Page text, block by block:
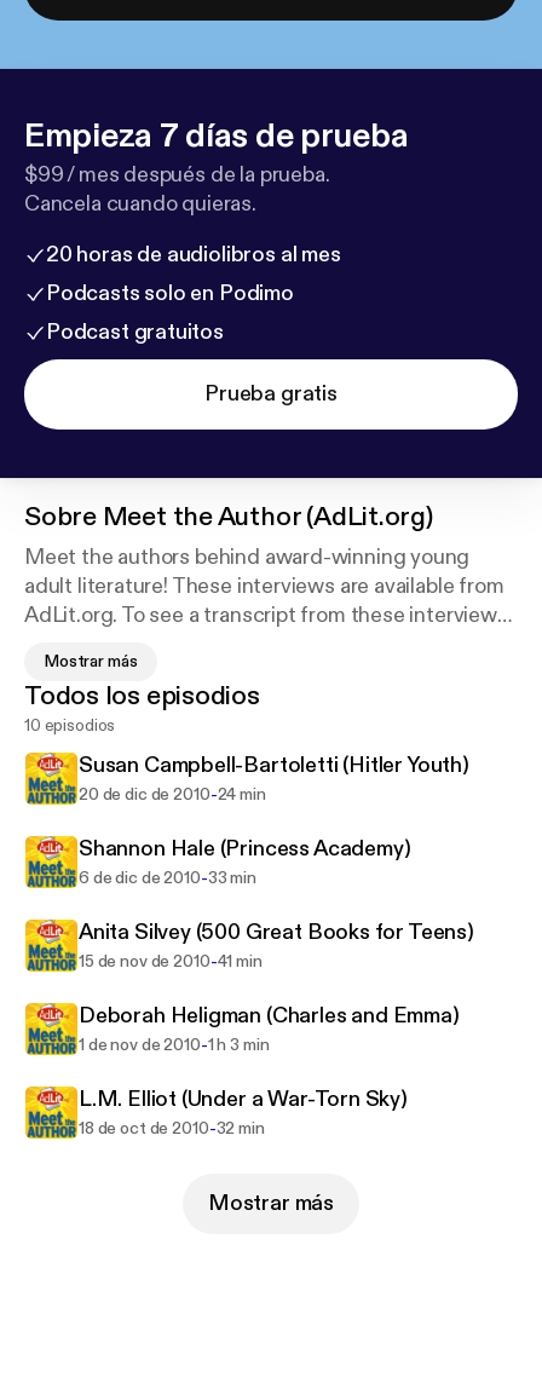
Empieza 7 días de prueba
$99 / mes después de la prueba.
Cancela cuando quieras.
20 horas de audiolibros al mes
Podcasts solo en Podimo
Podcast gratuitos
Prueba gratis
Sobre Meet the Author (AdLit.org)
Meet the authors behind award-winning young
adult literature! These interviews are available from
AdLit.org. To see a transcript from these interviews,
full interview, see AdLit' Books & Authors section.
AdLit.org is a national multimedia project offering
information and resources to the parents and
writers. For more interviews with young adult
authors, visit us at www.AdLit.org, a national
Funding is provided by grants from Carnegie
Corporation of New York and the Ann B. and
Mostrar más
Todos los episodios
10 episodios
Susan Campbell-Bartoletti (Hitler Youth)
20 de dic de 2010-24 min
Shannon Hale (Princess Academy)
6 de dic de 2010-33 min
Anita Silvey (500 Great Books for Teens)
15 de nov de 2010-41 min
Deborah Heligman (Charles and Emma)
1 de nov de 2010-1 h 3 min
L.M. Elliot (Under a War-Torn Sky)
18 de oct de 2010-32 min
Mostrar más